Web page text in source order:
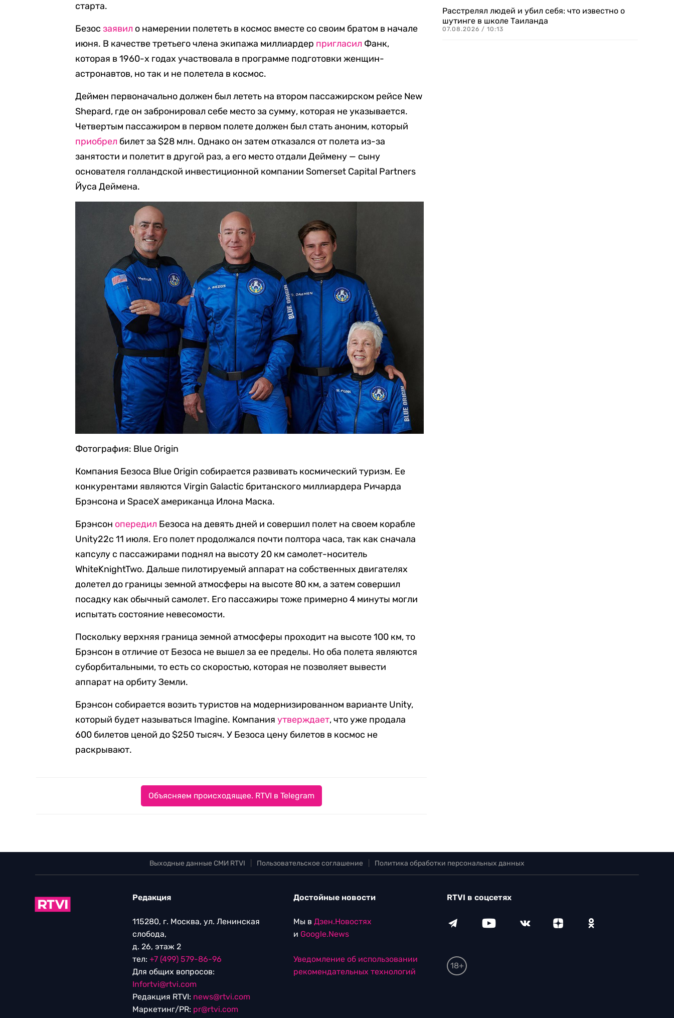
старта.
Безос заявил о намерении полететь в космос вместе со своим братом в начале
июня. В качестве третьего члена экипажа миллиардер пригласил Фанк,
которая в 1960-х годах участвовала в программе подготовки женщин-
астронавтов, но так и не полетела в космос.
Деймен первоначально должен был лететь на втором пассажирском рейсе New
Shepard, где он забронировал себе место за сумму, которая не указывается.
Четвертым пассажиром в первом полете должен был стать аноним, который
приобрел билет за $28 млн. Однако он затем отказался от полета из-за
занятости и полетит в другой раз, а его место отдали Деймену — сыну
основателя голландской инвестиционной компании Somerset Capital Partners
Йуса Деймена.
Фотография: Blue Origin
Компания Безоса Blue Origin собирается развивать космический туризм. Ее
конкурентами являются Virgin Galactic британского миллиардера Ричарда
Брэнсона и SpaceX американца Илона Маска.
Брэнсон опередил Безоса на девять дней и совершил полет на своем корабле
Unity22c 11 июля. Его полет продолжался почти полтора часа, так как сначала
капсулу с пассажирами поднял на высоту 20 км самолет-носитель
WhiteKnightTwo. Дальше пилотируемый аппарат на собственных двигателях
долетел до границы земной атмосферы на высоте 80 км, а затем совершил
посадку как обычный самолет. Его пассажиры тоже примерно 4 минуты могли
испытать состояние невесомости.
Поскольку верхняя граница земной атмосферы проходит на высоте 100 км, то
Брэнсон в отличие от Безоса не вышел за ее пределы. Но оба полета являются
суборбитальными, то есть со скоростью, которая не позволяет вывести
аппарат на орбиту Земли.
Брэнсон собирается возить туристов на модернизированном варианте Unity,
который будет называться Imagine. Компания утверждает, что уже продала
600 билетов ценой до $250 тысяч. У Безоса цену билетов в космос не
раскрывают.
Объясняем происходящее. RTVI в Telegram
Расстрелял людей и убил себя: что известно о
шутинге в школе Таиланда
07.08.2026 / 10:13
Выходные данные СМИ RTVI Пользовательское соглашение Политика обработки персональных данных
Редакция
115280, г. Москва, ул. Ленинская
слобода,
д. 26, этаж 2
тел: +7 (499) 579-86-96
Для общих вопросов:
Infortvi@rtvi.com
Редакция RTVI: news@rtvi.com
Маркетинг/PR: pr@rtvi.com
Достойные новости
Мы в Дзен.Новостях
и Google.News
Уведомление об использовании
рекомендательных технологий
RTVI в соцсетях
18+